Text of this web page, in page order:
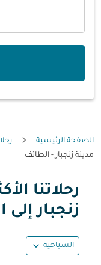
الصفحة الرئيسية
مدينة زنجبار - الطائف
رحلاتنا
زنجبار إلى
السياحية expand_more
حاول تحديث الرحلة